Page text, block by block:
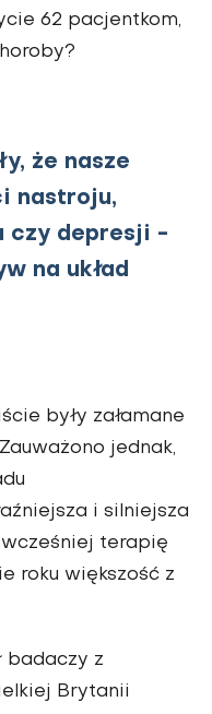
62 pacjentkom,
że nasze
nastroju,
czy depresji -
na układ
były załamane
jednak,
i silniejsza
wcześniej terapię
roku większość z
badaczy z
Brytanii